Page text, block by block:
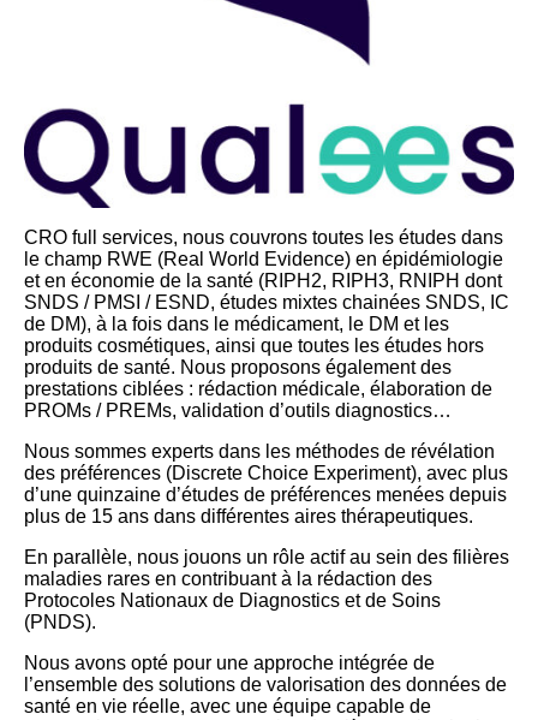
CRO full services, nous couvrons toutes les études dans
le champ RWE (Real World Evidence) en épidémiologie
et en économie de la santé (RIPH2, RIPH3, RNIPH dont
SNDS / PMSI / ESND, études mixtes chainées SNDS, IC
de DM), à la fois dans le médicament, le DM et les
produits cosmétiques, ainsi que toutes les études hors
produits de santé. Nous proposons également des
prestations ciblées : rédaction médicale, élaboration de
PROMs / PREMs, validation d’outils diagnostics…
Nous sommes experts dans les méthodes de révélation
des préférences (Discrete Choice Experiment), avec plus
d’une quinzaine d’études de préférences menées depuis
plus de 15 ans dans différentes aires thérapeutiques.
En parallèle, nous jouons un rôle actif au sein des filières
maladies rares en contribuant à la rédaction des
Protocoles Nationaux de Diagnostics et de Soins
(PNDS).
Nous avons opté pour une approche intégrée de
l’ensemble des solutions de valorisation des données de
santé en vie réelle, avec une équipe capable de